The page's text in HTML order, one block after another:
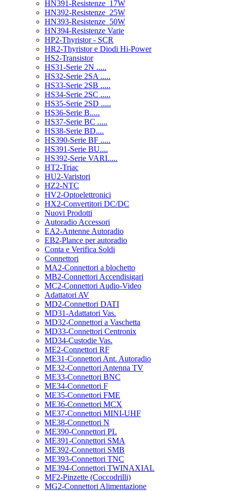
HN391-Resistenze_17W
HN392-Resistenze_25W
HN393-Resistenze_50W
HN394-Resistenze Varie
HP2-Thyristor - SCR
HR2-Thyristor e Diodi Hi-Power
HS2-Transistor
HS31-Serie 2N .....
HS32-Serie 2SA .....
HS33-Serie 2SB .....
HS34-Serie 2SC .....
HS35-Serie 2SD .....
HS36-Serie B.....
HS37-Serie BC .....
HS38-Serie BD....
HS390-Serie BF .....
HS391-Serie BU....
HS392-Serie VARI.....
HT2-Triac
HU2-Varistori
HZ2-NTC
HV2-Optoelettronici
HX2-Convertitori DC/DC
Nuovi Prodotti
Autoradio Accessori
EA2-Antenne Autoradio
EB2-Plance per autoradio
Conta e Verifica Soldi
Connettori
MA2-Connettori a blochetto
MB2-Connettori Accendisigari
MC2-Connettori Audio-Video
Adattatori AV
MD2-Connettori DATI
MD31-Adattatori Vas.
MD32-Connettori a Vaschetta
MD33-Connettori Centronix
MD34-Custodie Vas.
ME2-Connettori RF
ME31-Connettori Ant. Autoradio
ME32-Connettori Antenna TV
ME33-Connettori BNC
ME34-Connettori F
ME35-Connettori FME
ME36-Connettori MCX
ME37-Connettori MINI-UHF
ME38-Connettori N
ME390-Connettori PL
ME391-Connettori SMA
ME392-Connettori SMB
ME393-Connettori TNC
ME394-Connettori TWINAXIAL
MF2-Pinzette (Coccodrilli)
MG2-Connettori Alimentazione